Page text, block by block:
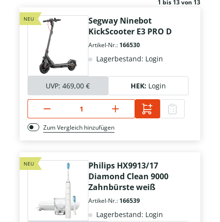
1 bis 13 von 13
NEU
Segway Ninebot
KickScooter E3 PRO D
Artikel-Nr.: 166530
Lagerbestand: Login
UVP: 469,00 € HEK: Login
Zum Vergleich hinzufügen
NEU
Philips HX9913/17
Diamond Clean 9000
Zahnbürste weiß
Artikel-Nr.: 166539
Lagerbestand: Login